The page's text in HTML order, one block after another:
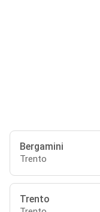
Bergamini
Trento
Trento